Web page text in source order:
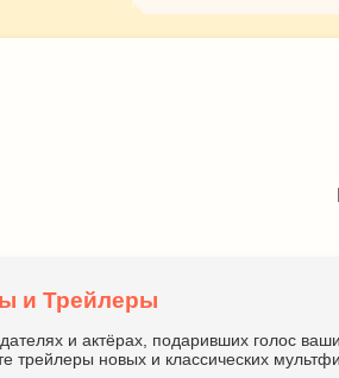
и Трейлеры
и актёрах, подаривших голос
трейлеры новых и классических